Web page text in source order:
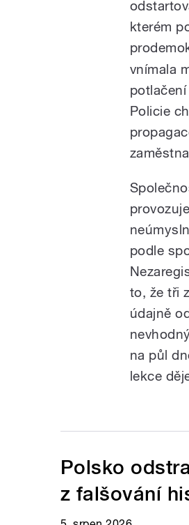
kterém
vnímala
Policie
podle
to, že tři
údajně
na půl
lekce
Polsko
z falšování